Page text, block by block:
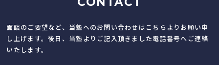
面談のご要望など、当塾へのお問い合わせはこちらよりお願い申
し上げます。後日、当塾よりご記入頂きました電話番号へご連絡
いたします。